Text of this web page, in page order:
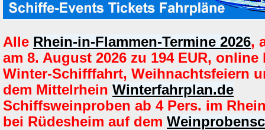
Alle Rhein-in-Flammen-Termine 2026,
am 8. August 2026 zu 194 EUR, online
Winter-Schifffahrt, Weihnachtsfeiern
dem Mittelrhein Winterfahrplan.de
Schiffsweinproben ab 4 Pers. im
bei Rüdesheim auf dem